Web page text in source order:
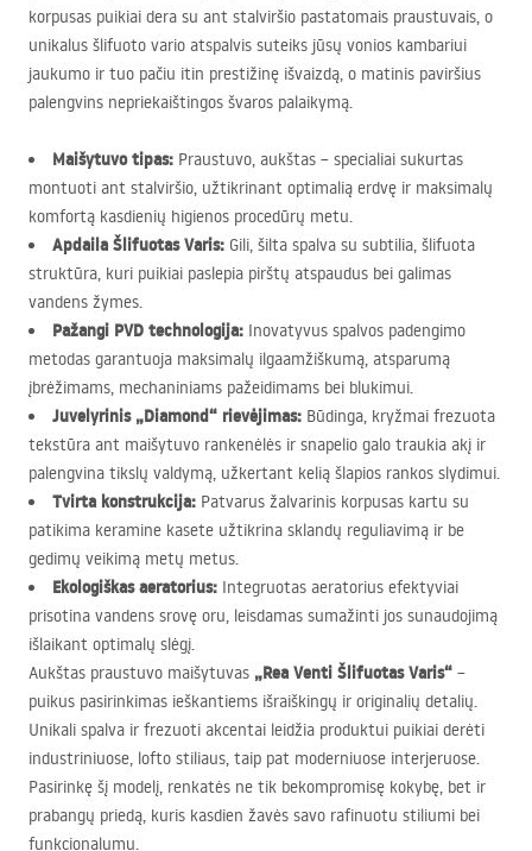
korpusas puikiai dera su ant stalviršio pastatomais praustuvais, o
unikalus šlifuoto vario atspalvis suteiks jūsų vonios kambariui
jaukumo ir tuo pačiu itin prestižinę išvaizdą, o matinis paviršius
palengvins nepriekaištingos švaros palaikymą.
Maišytuvo tipas: Praustuvo, aukštas – specialiai sukurtas
montuoti ant stalviršio, užtikrinant optimalią erdvę ir maksimalų
komfortą kasdienių higienos procedūrų metu.
Apdaila Šlifuotas Varis: Gili, šilta spalva su subtilia, šlifuota
struktūra, kuri puikiai paslepia pirštų atspaudus bei galimas
vandens žymes.
Pažangi PVD technologija: Inovatyvus spalvos padengimo
metodas garantuoja maksimalų ilgaamžiškumą, atsparumą
įbrėžimams, mechaniniams pažeidimams bei blukimui.
Juvelyrinis „Diamond“ rievėjimas: Būdinga, kryžmai frezuota
tekstūra ant maišytuvo rankenėlės ir snapelio galo traukia akį ir
palengvina tikslų valdymą, užkertant kelią šlapios rankos slydimui.
Tvirta konstrukcija: Patvarus žalvarinis korpusas kartu su
patikima keramine kasete užtikrina sklandų reguliavimą ir be
gedimų veikimą metų metus.
Ekologiškas aeratorius: Integruotas aeratorius efektyviai
prisotina vandens srovę oru, leisdamas sumažinti jos sunaudojimą
išlaikant optimalų slėgį.
Aukštas praustuvo maišytuvas „Rea Venti Šlifuotas Varis“ –
puikus pasirinkimas ieškantiems išraiškingų ir originalių detalių.
Unikali spalva ir frezuoti akcentai leidžia produktui puikiai derėti
industriniuose, lofto stiliaus, taip pat moderniuose interjeruose.
Pasirinkę šį modelį, renkatės ne tik bekompromisę kokybę, bet ir
prabangų priedą, kuris kasdien žavės savo rafinuotu stiliumi bei
funkcionalumu.